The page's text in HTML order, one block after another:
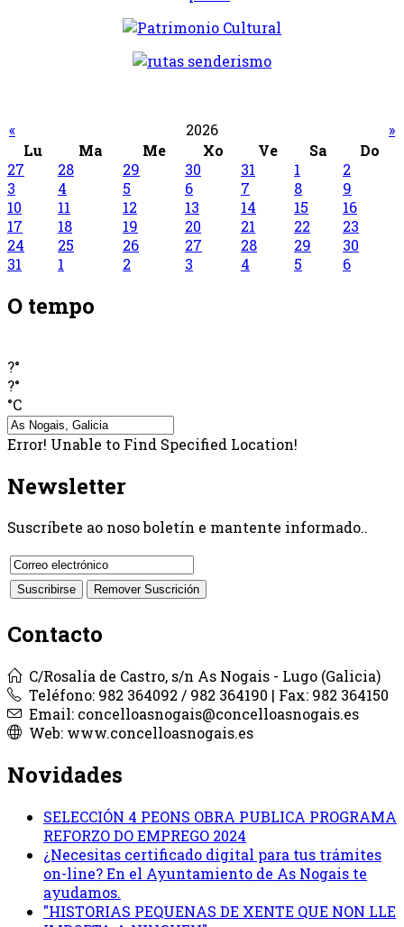
« 2026
»
Lu
Ma Me Xo Ve Sa
Do
27
28 29 30 31 1
2
3
4 5 6 7 8
9
10
11 12 13 14 15
16
17
18 19 20 21 22
23
24
25 26 27 28 29
30
31
1 2 3 4 5 6
O tempo
?°
?°
°C
Error! Unable to Find Specified Location!
Newsletter
Suscríbete ao noso boletín e mantente informado..
Contacto
C/Rosalía de Castro, s/n As Nogais - Lugo (Galicia)
Teléfono: 982 364092 / 982 364190 | Fax: 982 364150
Email: concelloasnogais@concelloasnogais.es
Web: www.concelloasnogais.es
Novidades
SELECCIÓN 4 PEONS OBRA PUBLICA PROGRAMA
REFORZO DO EMPREGO 2024
¿Necesitas certificado digital para tus trámites
on-line? En el Ayuntamiento de As Nogais te
ayudamos.
"HISTORIAS PEQUENAS DE XENTE QUE NON LLE